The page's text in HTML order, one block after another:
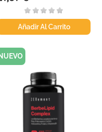
Añadir Al Carrito
NUEVO